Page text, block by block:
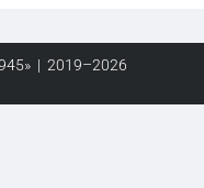
| 2019–2026